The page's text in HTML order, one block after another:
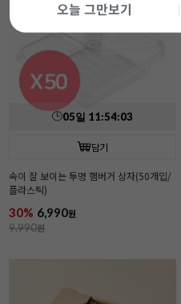
오늘 그만보기
05일 11:54:02
담기
속이 잘 보이는 투명 햄버거 상자(50개입/
플라스틱)
30% 6,990원
9,990원